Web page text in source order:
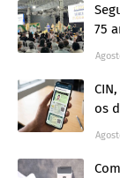
75
os